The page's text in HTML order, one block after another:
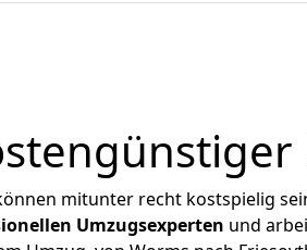
mitunter recht kostspielig
Umzugsexperten und